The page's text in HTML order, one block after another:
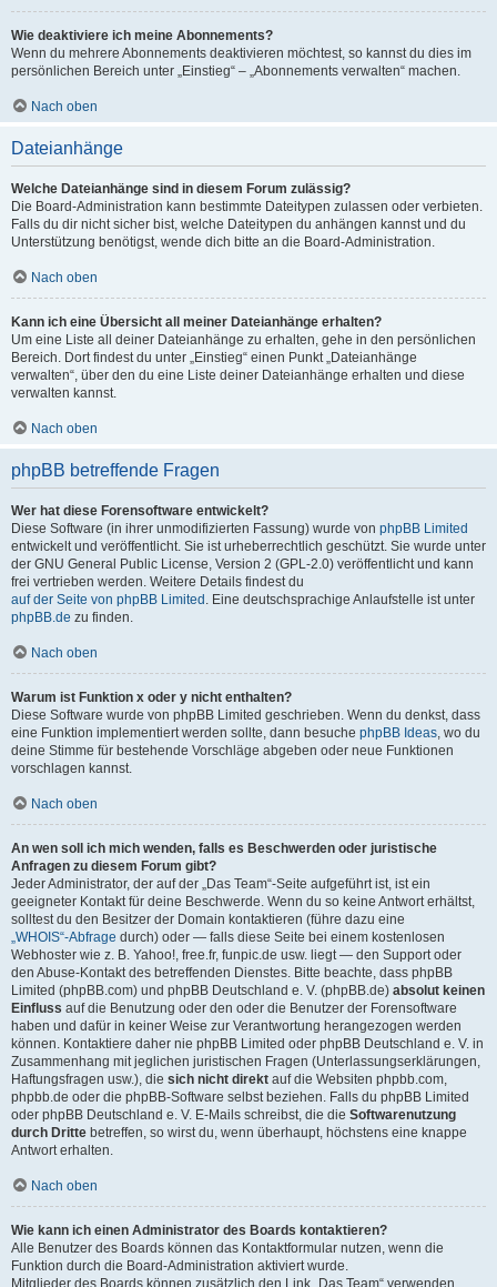
Wie deaktiviere ich meine Abonnements?
Wenn du mehrere Abonnements deaktivieren möchtest, so kannst du dies im
persönlichen Bereich unter „Einstieg“ – „Abonnements verwalten“ machen.
Nach oben
Dateianhänge
Welche Dateianhänge sind in diesem Forum zulässig?
Die Board-Administration kann bestimmte Dateitypen zulassen oder verbieten.
Falls du dir nicht sicher bist, welche Dateitypen du anhängen kannst und du
Unterstützung benötigst, wende dich bitte an die Board-Administration.
Nach oben
Kann ich eine Übersicht all meiner Dateianhänge erhalten?
Um eine Liste all deiner Dateianhänge zu erhalten, gehe in den persönlichen
Bereich. Dort findest du unter „Einstieg“ einen Punkt „Dateianhänge
verwalten“, über den du eine Liste deiner Dateianhänge erhalten und diese
verwalten kannst.
Nach oben
phpBB betreffende Fragen
Wer hat diese Forensoftware entwickelt?
Diese Software (in ihrer unmodifizierten Fassung) wurde von phpBB Limited
entwickelt und veröffentlicht. Sie ist urheberrechtlich geschützt. Sie wurde unter
der GNU General Public License, Version 2 (GPL-2.0) veröffentlicht und kann
frei vertrieben werden. Weitere Details findest du
auf der Seite von phpBB Limited . Eine deutschsprachige Anlaufstelle ist unter
phpBB.de zu finden.
Nach oben
Warum ist Funktion x oder y nicht enthalten?
Diese Software wurde von phpBB Limited geschrieben. Wenn du denkst, dass
eine Funktion implementiert werden sollte, dann besuche phpBB Ideas, wo du
deine Stimme für bestehende Vorschläge abgeben oder neue Funktionen
vorschlagen kannst.
Nach oben
An wen soll ich mich wenden, falls es Beschwerden oder juristische
Anfragen zu diesem Forum gibt?
Jeder Administrator, der auf der „Das Team“-Seite aufgeführt ist, ist ein
geeigneter Kontakt für deine Beschwerde. Wenn du so keine Antwort erhältst,
solltest du den Besitzer der Domain kontaktieren (führe dazu eine
„WHOIS“-Abfrage durch) oder — falls diese Seite bei einem kostenlosen
Webhoster wie z. B. Yahoo!, free.fr, funpic.de usw. liegt — den Support oder
den Abuse-Kontakt des betreffenden Dienstes. Bitte beachte, dass phpBB
Limited (phpBB.com) und phpBB Deutschland e. V. (phpBB.de) absolut keinen
Einfluss auf die Benutzung oder den oder die Benutzer der Forensoftware
haben und dafür in keiner Weise zur Verantwortung herangezogen werden
können. Kontaktiere daher nie phpBB Limited oder phpBB Deutschland e. V. in
Zusammenhang mit jeglichen juristischen Fragen (Unterlassungserklärungen,
Haftungsfragen usw.), die sich nicht direkt auf die Websiten phpbb.com,
phpbb.de oder die phpBB-Software selbst beziehen. Falls du phpBB Limited
oder phpBB Deutschland e. V. E-Mails schreibst, die die Softwarenutzung
durch Dritte betreffen, so wirst du, wenn überhaupt, höchstens eine knappe
Antwort erhalten.
Nach oben
Wie kann ich einen Administrator des Boards kontaktieren?
Alle Benutzer des Boards können das Kontaktformular nutzen, wenn die
Funktion durch die Board-Administration aktiviert wurde.
Mitglieder des Boards können zusätzlich den Link „Das Team“ verwenden.